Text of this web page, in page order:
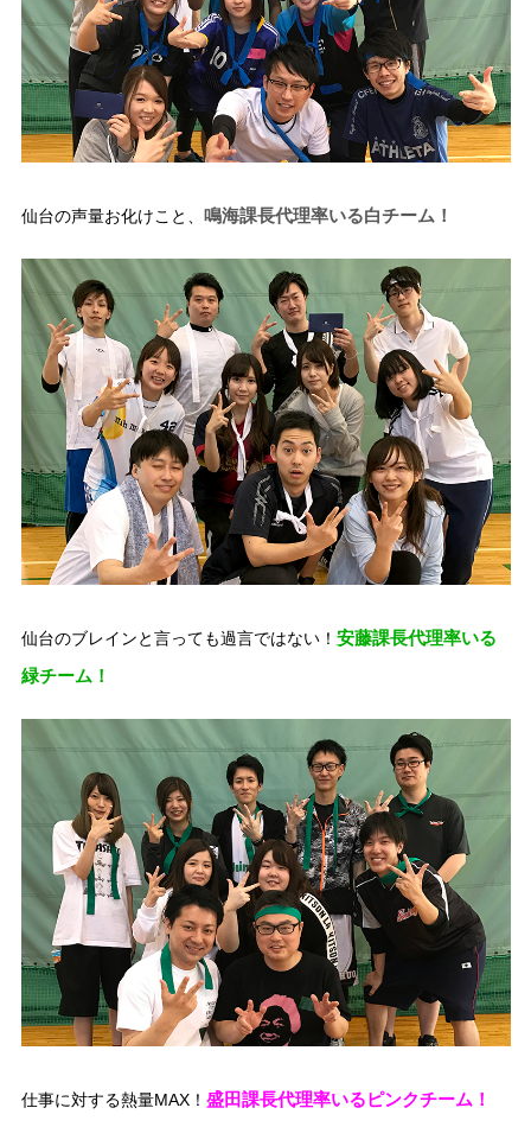
仙台の声量お化けこと、 鳴海課長代理率いる白チーム！
仙台のブレインと言っても過言ではない！ 安藤課長代理率いる
緑チーム！
仕事に対する熱量MAX！ 盛田課長代理率いるピンクチーム！